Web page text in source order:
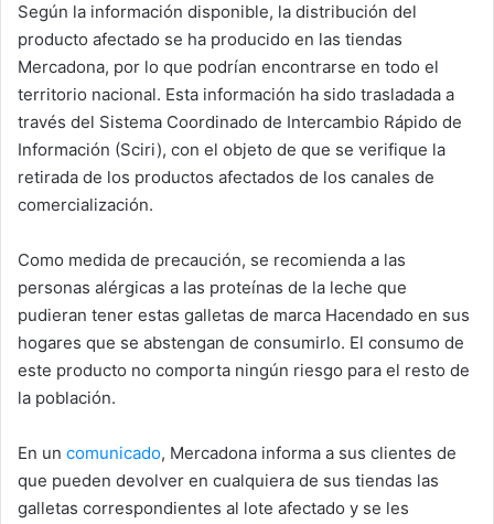
Según la información disponible, la distribución del
producto afectado se ha producido en las tiendas
Mercadona, por lo que podrían encontrarse en todo el
territorio nacional. Esta información ha sido trasladada a
través del Sistema Coordinado de Intercambio Rápido de
Información (Sciri), con el objeto de que se verifique la
retirada de los productos afectados de los canales de
comercialización.
Como medida de precaución, se recomienda a las
personas alérgicas a las proteínas de la leche que
pudieran tener estas galletas de marca Hacendado en sus
hogares que se abstengan de consumirlo. El consumo de
este producto no comporta ningún riesgo para el resto de
la población.
En un comunicado, Mercadona informa a sus clientes de
que pueden devolver en cualquiera de sus tiendas las
galletas correspondientes al lote afectado y se les